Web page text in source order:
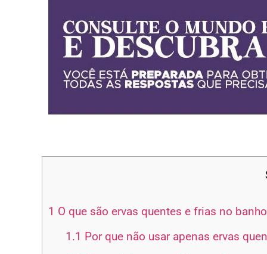
1 O que são ervas quentes e frias no
1.1 Por que não usar apenas ervas